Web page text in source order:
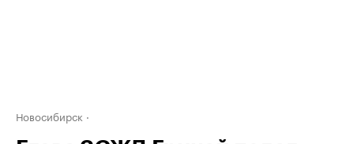
Новосибирск